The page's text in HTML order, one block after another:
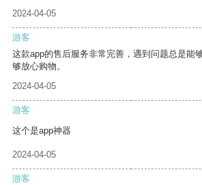
2024-04-05
游客
这款app的售后服务非常完善，遇到问题总是能
够放心购物。
2024-04-05
游客
这个是app神器
2024-04-05
游客